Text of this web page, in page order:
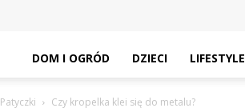
DOM I OGRÓD DZIECI LIFESTYLE
Patyczki Czy kropelka klei się do metalu?